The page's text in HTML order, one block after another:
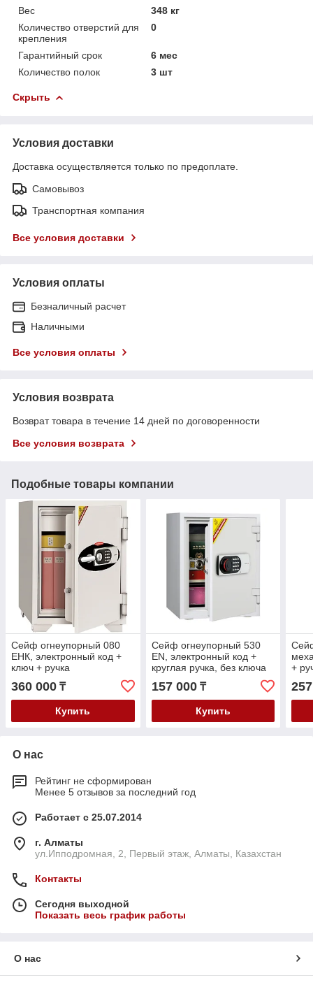
Вес
348 кг
Количество отверстий для
крепления
0
Гарантийный срок
6 мес
Количество полок
3 шт
Скрыть
Условия доставки
Доставка осуществляется только по предоплате.
Самовывоз
Транспортная компания
Все условия доставки
Условия оплаты
Безналичный расчет
Наличными
Все условия оплаты
Условия возврата
Возврат товара в течение 14 дней по договоренности
Все условия возврата
Подобные товары компании
Сейф огнеупорный 080
ЕНК, электронный код +
ключ + ручка
360 000 ₸
Купить
Сейф огнеупорный 530
ЕN, электронный код +
круглая ручка, без ключа
157 000₸
Купить
+
О нас
Рейтинг не сформирован
Менее 5 отзывов за последний год
Работает с 25.07.2014
г. Алматы
ул.Ипподромная, 2, Первый этаж, Алматы, Казахстан
Контакты
Сегодня выходной
Показать весь график работы
О нас